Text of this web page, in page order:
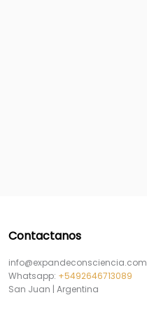
Contactanos
info@expandeconsciencia.com
Whatsapp: +5492646713089
San Juan | Argentina